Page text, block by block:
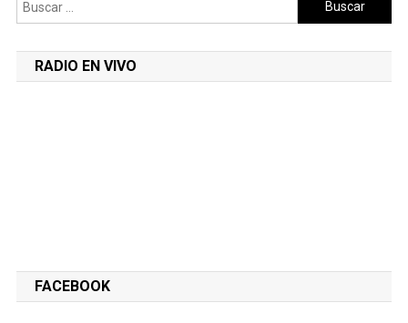
RADIO EN VIVO
FACEBOOK